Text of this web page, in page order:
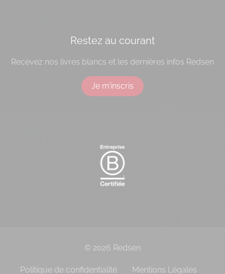
Restez au courant
Recevez nos livres blancs et les dernières infos Redsen
Je m’inscris
© 2026 Redsen
Politique de confidentialité Mentions Légales